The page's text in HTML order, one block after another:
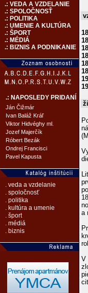
.: VEDA A VZDELANIE
.: SPOLOČNOSŤ
.: POLITIKA
.: UMENIE A KULTÚRA
.: ŠPORT
.: MÉDIÁ
.: BIZNIS A PODNIKANIE
.: NAPOSLEDY PRIDANÍ
Ján Čižmár
Ivan Baláž Kráľ
Viktor Hidvéghy ml.
Jozef Majerčík
Róbert Bezák
Ondrej Francisci
Pavel Kapusta
. veda a vzdelanie
. spoločnosť
. politika
. kultúra a umenie
. šport
. médiá
. biznis
a
V